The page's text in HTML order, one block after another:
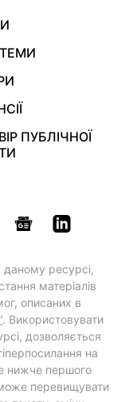
ПУБЛІЧНОЇ
даному ресурсі,
матеріалів
описаних в
. Використовувати
дозволяється
на
нижче першого
перевищувати